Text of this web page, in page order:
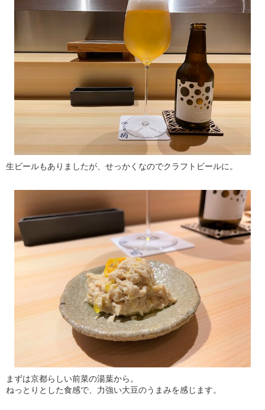
生ビールもありましたが、せっかくなのでクラフトビールに。
まずは京都らしい前菜の湯葉から。
ねっとりとした食感で、力強い大豆のうまみを感じます。